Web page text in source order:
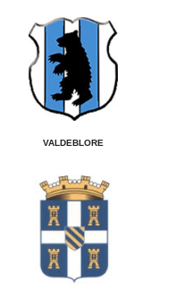
VALDEBLORE